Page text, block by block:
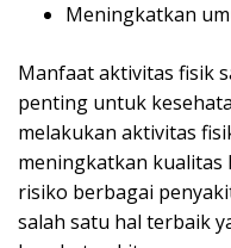
Meningkatkan
Manfaat aktivitas fisik
penting untuk
melakukan aktivitas
meningkatkan kualitas
risiko berbagai
salah satu hal terbaik